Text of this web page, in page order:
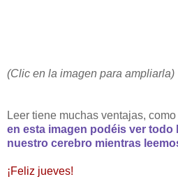
(Clic en la imagen para ampliarla)
Leer tiene muchas ventajas,
en esta imagen podéis ver todo
nuestro cerebro mientras
¡Feliz jueves!